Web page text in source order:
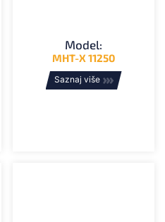
Model:
MHT-X 11250
Saznaj više